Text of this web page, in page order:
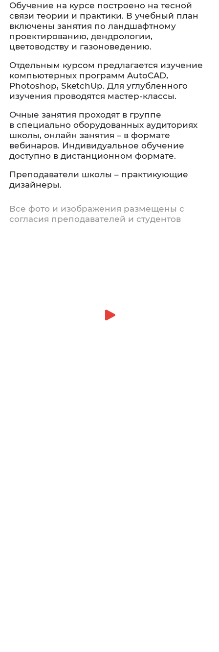
Обучение на курсе построено на тесной
связи теории и практики. В учебный план
включены занятия по ландшафтному
проектированию, дендрологии,
цветоводству и газоноведению.
Отдельным курсом предлагается изучение
компьютерных программ AutoCAD,
Photoshop, SketchUp. Для углубленного
изучения проводятся мастер-классы.
Очные занятия проходят в группе
в специально оборудованных аудиториях
школы, онлайн занятия – в формате
вебинаров. Индивидуальное обучение
доступно в дистанционном формате.
Преподаватели школы – практикующие
дизайнеры.
Все фото и изображения размещены с
согласия преподавателей и студентов